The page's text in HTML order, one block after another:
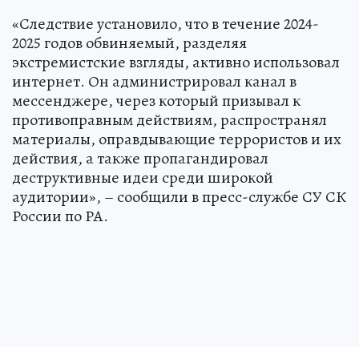
«Следствие установило, что в течение 2024-
2025 годов обвиняемый, разделяя
экстремистские взгляды, активно использовал
интернет. Он администрировал канал в
мессенджере, через который призывал к
противоправным действиям, распространял
материалы, оправдывающие террористов и их
действия, а также пропагандировал
деструктивные идеи среди широкой
аудитории», – сообщили в пресс-службе СУ СК
России по РА.